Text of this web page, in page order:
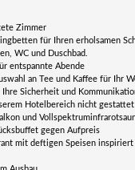
Zimmer
für Ihren erholsamen
WC und Duschbad.
entspannte Abende
an Tee und Kaffee für Ihr
Sicherheit und
Hotelbereich nicht gestattet
und
gegen Aufpreis
mit deftigen Speisen